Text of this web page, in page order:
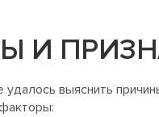
И
удалось выяснить